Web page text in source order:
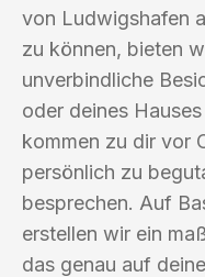
von Ludwigshafen
zu können, bieten
unverbindliche
oder deines
kommen zu dir vor
persönlich zu
besprechen. Auf
erstellen wir ein
das genau auf